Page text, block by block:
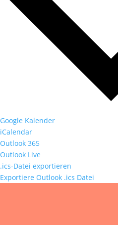
Google Kalender
iCalendar
Outlook 365
Outlook Live
.ics-Datei exportieren
Exportiere Outlook .ics Datei